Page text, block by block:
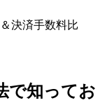
で知ってお